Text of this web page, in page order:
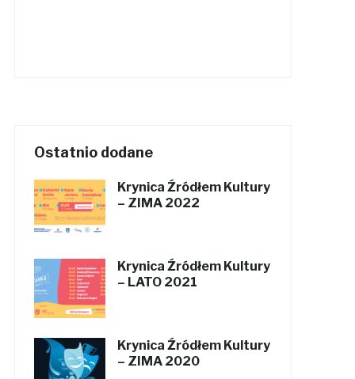
Ostatnio dodane
Krynica Źródłem Kultury
– ZIMA 2022
Krynica Źródłem Kultury
– LATO 2021
Krynica Źródłem Kultury
– ZIMA 2020